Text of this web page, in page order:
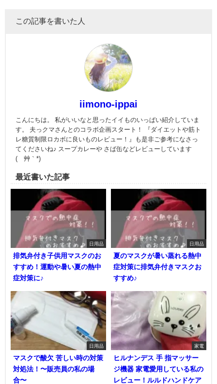
この記事を書いた人
iimono-ippai
こんにちは。 私がいいなと思ったイイものいっぱい紹介していま
す。 夫っクマさんとのコラボ企画スタート！ 『ダイエットや筋ト
レ糖質制限ロカボに良いものレビュー！』も是非ご参考になさっ
てくださいね♪ スープカレーや さば缶などレビューしています
(´艸｀*)
最近書いた記事
日用品
排気弁付き子供用マスクのお
すすめ！運動や暑い夏の熱中
症対策に♪
日用品
夏のマスクが暑い蒸れる熱中
症対策に排気弁付きマスクお
すすめ♪
日用品
マスクで酸欠 苦しい時の対策
対処法！〜販売員の私の場
合〜
家電
ヒルナンデス 手 指マッサー
ジ機器 家電愛用している私の
レビュー！ルルドハンドケア